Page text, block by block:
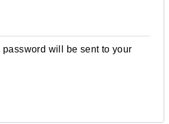
will be sent to your